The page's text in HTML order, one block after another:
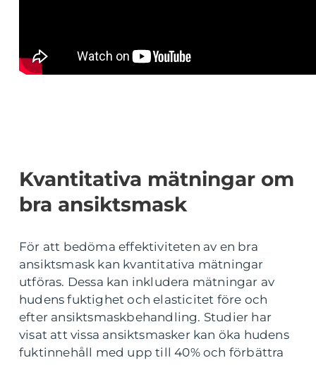
Kvantitativa mätningar om
bra ansiktsmask
För att bedöma effektiviteten av en bra
ansiktsmask kan kvantitativa mätningar
utföras. Dessa kan inkludera mätningar av
hudens fuktighet och elasticitet före och
efter ansiktsmaskbehandling. Studier har
visat att vissa ansiktsmasker kan öka hudens
fuktinnehåll med upp till 40% och förbättra